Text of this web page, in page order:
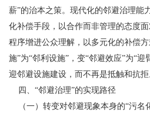
薪”的治本之策。现代化的邻避治理能
化补偿手段，以合作而非管理的态度
程序增进公众理解，以多元化的补偿
施”为“邻利设施”，变“邻避效应”为“
迎邻避设施建设，而不再是抵触和抗拒
四、“邻避治理”的实现路径
（一）转变对邻避现象本身的“污名